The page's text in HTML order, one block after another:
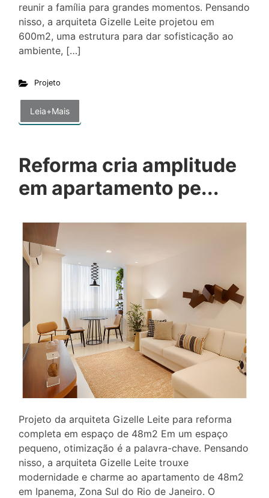
reunir a família para grandes momentos. Pensando
nisso, a arquiteta Gizelle Leite projetou em
600m2, uma estrutura para dar sofisticação ao
ambiente, […]
Projeto
Leia+Mais
Reforma cria amplitude
em apartamento pe...
Projeto da arquiteta Gizelle Leite para reforma
completa em espaço de 48m2 Em um espaço
pequeno, otimização é a palavra-chave. Pensando
nisso, a arquiteta Gizelle Leite trouxe
modernidade e charme ao apartamento de 48m2
em Ipanema, Zona Sul do Rio de Janeiro. O